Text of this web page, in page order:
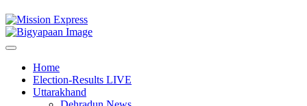
Home
Election-Results LIVE
Uttarakhand